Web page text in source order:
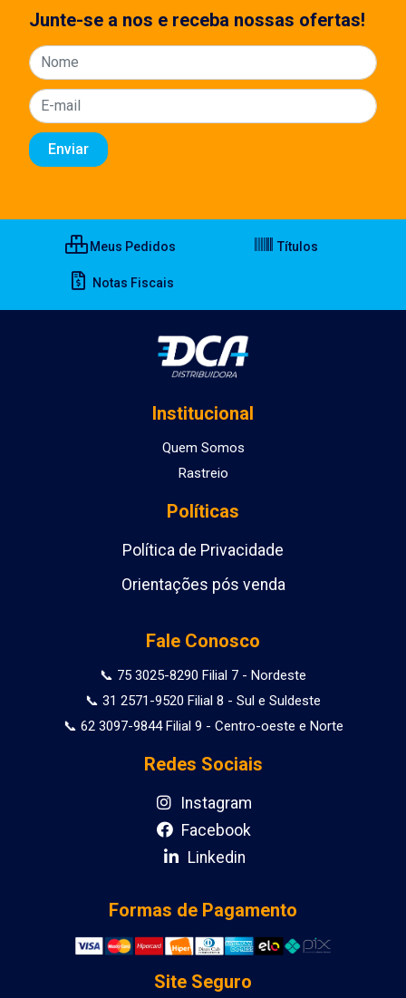
Junte-se a nos e receba nossas ofertas!
Meus Pedidos Títulos
Notas Fiscais
Institucional
Quem Somos
Rastreio
Políticas
Política de Privacidade
Orientações pós venda
Fale Conosco
📞 75 3025-8290 Filial 7 - Nordeste
📞 31 2571-9520 Filial 8 - Sul e Suldeste
📞 62 3097-9844 Filial 9 - Centro-oeste e Norte
Redes Sociais
Instagram
Facebook
Linkedin
Formas de Pagamento
Site Seguro